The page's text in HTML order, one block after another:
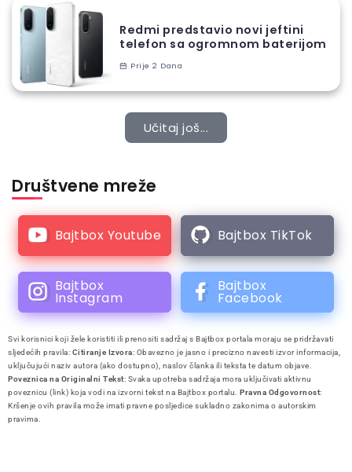
Redmi predstavio novi jeftini
telefon sa ogromnom baterijom
Prije 2 Dana
Učitaj još...
Društvene mreže
Bajtbox Youtube Bajtbox TikTok
Bajtbox
Instagram
Bajtbox
Facebook
Svi korisnici koji žele koristiti ili prenositi sadržaj s Bajtbox portala moraju se pridržavati
sljedećih pravila: Citiranje Izvora: Obavezno je jasno i precizno navesti izvor informacija,
uključujući naziv autora (ako dostupno), naslov članka ili teksta te datum objave.
Poveznica na Originalni Tekst: Svaka upotreba sadržaja mora uključivati aktivnu
poveznicu (link) koja vodi na izvorni tekst na Bajtbox portalu. Pravna Odgovornost:
Kršenje ovih pravila može imati pravne posljedice sukladno zakonima o autorskim
pravima.